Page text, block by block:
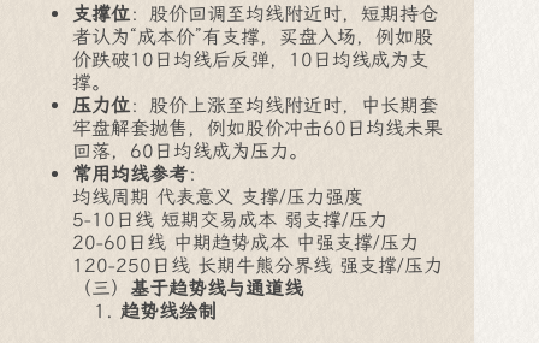
支撑位：股价回调至均线附近时，短期持仓
者认为“成本价”有支撑，买盘入场，例如股
价跌破10日均线后反弹，10日均线成为支
撑。
压力位：股价上涨至均线附近时，中长期套
牢盘解套抛售，例如股价冲击60日均线未果
回落，60日均线成为压力。
常用均线参考：
均线周期 代表意义 支撑/压力强度
5-10日线 短期交易成本 弱支撑/压力
20-60日线 中期趋势成本 中强支撑/压力
120-250日线 长期牛熊分界线 强支撑/压力
（三） 基于趋势线与通道线
趋势线绘制